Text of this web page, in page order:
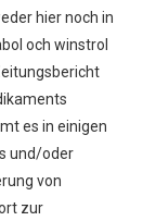
hier noch in
och winstrol
es in einigen
und/oder
von
zur